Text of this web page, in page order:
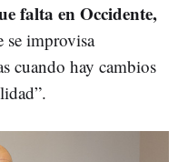
falta en Occidente,
se improvisa
cuando hay cambios